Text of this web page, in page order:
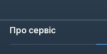
Про сервіс